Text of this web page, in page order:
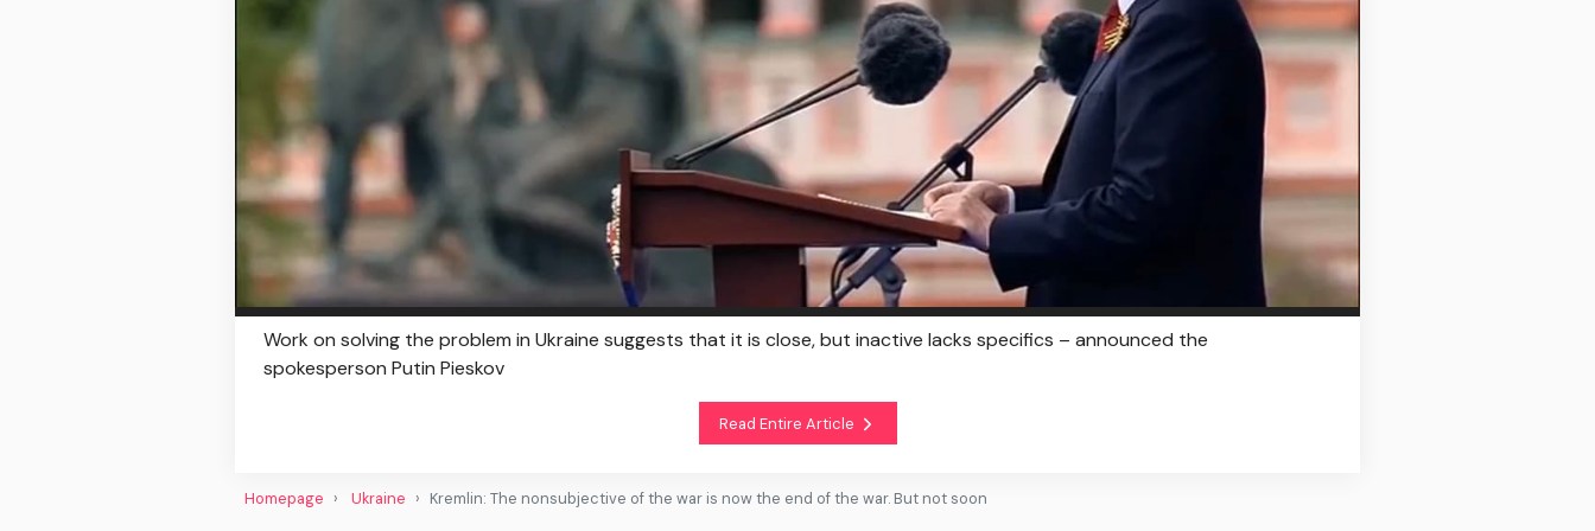
Work on solving the problem in Ukraine suggests that it is close, but inactive lacks specifics – announced the
spokesperson Putin Pieskov
Read Entire Article
Homepage Ukraine Kremlin: The nonsubjective of the war is now the end of the war. But not soon